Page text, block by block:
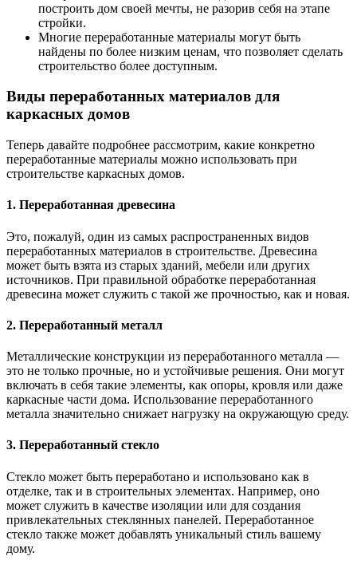
построить дом своей мечты, не разорив себя на этапе
стройки.
Многие переработанные материалы могут быть
найдены по более низким ценам, что позволяет сделать
строительство более доступным.
Виды переработанных материалов для
каркасных домов
Теперь давайте подробнее рассмотрим, какие конкретно
переработанные материалы можно использовать при
строительстве каркасных домов.
1. Переработанная древесина
Это, пожалуй, один из самых распространенных видов
переработанных материалов в строительстве. Древесина
может быть взята из старых зданий, мебели или других
источников. При правильной обработке переработанная
древесина может служить с такой же прочностью, как и новая.
2. Переработанный металл
Металлические конструкции из переработанного металла —
это не только прочные, но и устойчивые решения. Они могут
включать в себя такие элементы, как опоры, кровля или даже
каркасные части дома. Использование переработанного
металла значительно снижает нагрузку на окружающую среду.
3. Переработанный стекло
Стекло может быть переработано и использовано как в
отделке, так и в строительных элементах. Например, оно
может служить в качестве изоляции или для создания
привлекательных стеклянных панелей. Переработанное
стекло также может добавлять уникальный стиль вашему
дому.